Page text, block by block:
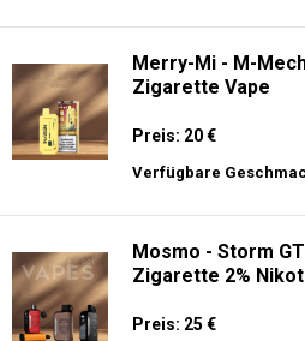
Merry-Mi - M-
Zigarette Vape
Preis: 20 €
Verfügbare
Mosmo - Storm
Zigarette 2%
Preis: 25 €